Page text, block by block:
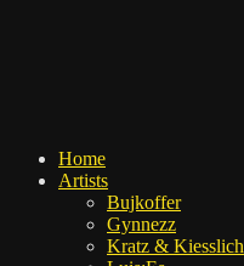
Home
Artists
Buj­kof­fer
Gyn­nezz
Kratz & Kiesslich